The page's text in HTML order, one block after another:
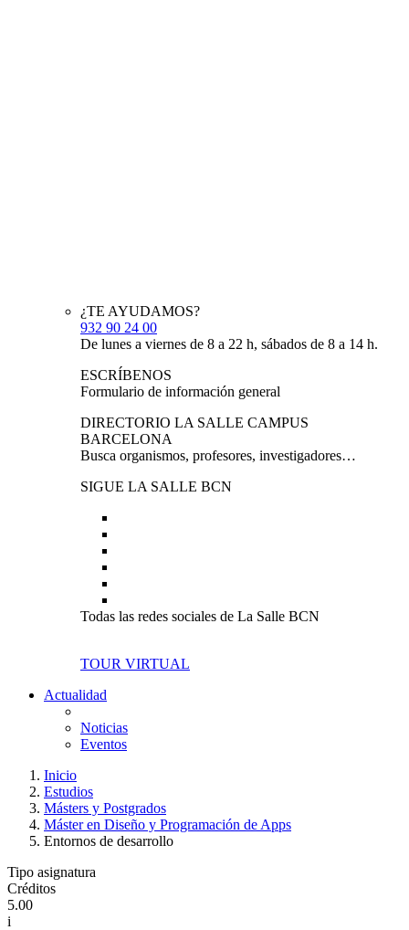
¿TE AYUDAMOS?
932 90 24 00
De lunes a viernes de 8 a 22 h, sábados de 8 a 14 h.
ESCRÍBENOS
Formulario de información general
DIRECTORIO LA SALLE CAMPUS
BARCELONA
Busca organismos, profesores, investigadores…
SIGUE LA SALLE BCN
Todas las redes sociales de La Salle BCN
TOUR VIRTUAL
Actualidad
Noticias
Eventos
Inicio
Estudios
Másters y Postgrados
Máster en Diseño y Programación de Apps
Entornos de desarrollo
Tipo asignatura
Créditos
5.00
i